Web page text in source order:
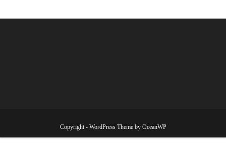
Copyright - WordPress Theme by OceanWP